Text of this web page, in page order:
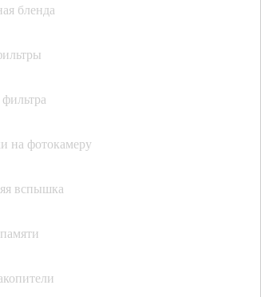
бленда
на фотокамеру
вспышка